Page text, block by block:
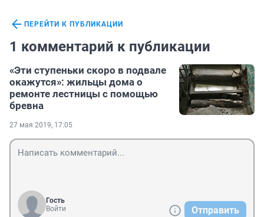
ПЕРЕЙТИ К ПУБЛИКАЦИИ
1 комментарий к публикации
«Эти ступеньки скоро в подвале
окажутся»: жильцы дома о
ремонте лестницы с помощью
бревна
27 мая 2019, 17:05
Гость
Войти
Отправить